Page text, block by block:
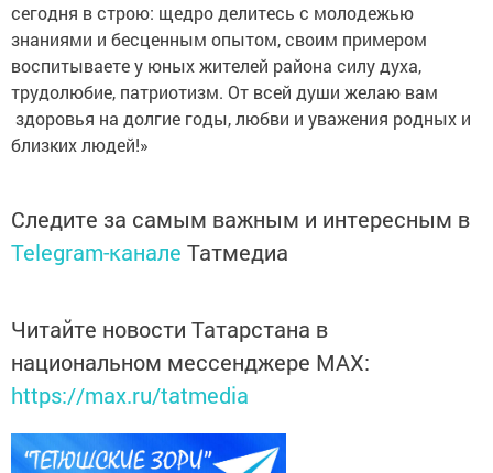
сегодня в строю: щедро делитесь с молодежью
знаниями и бесценным опытом, своим примером
воспитываете у юных жителей района силу духа,
трудолюбие, патриотизм. От всей души желаю вам
здоровья на долгие годы, любви и уважения родных и
близких ­людей!»
Следите за самым важным и интересным в
Telegram-канале Татмедиа
Читайте новости Татарстана в
национальном мессенджере MАХ:
https://max.ru/tatmedia